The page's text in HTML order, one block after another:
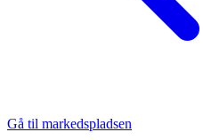
Gå til markedspladsen